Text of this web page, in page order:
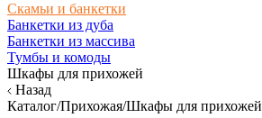
Скамьи и банкетки
Банкетки из дуба
Банкетки из массива
Тумбы и комоды
Шкафы для прихожей
Назад
Каталог/Прихожая/Шкафы для прихожей